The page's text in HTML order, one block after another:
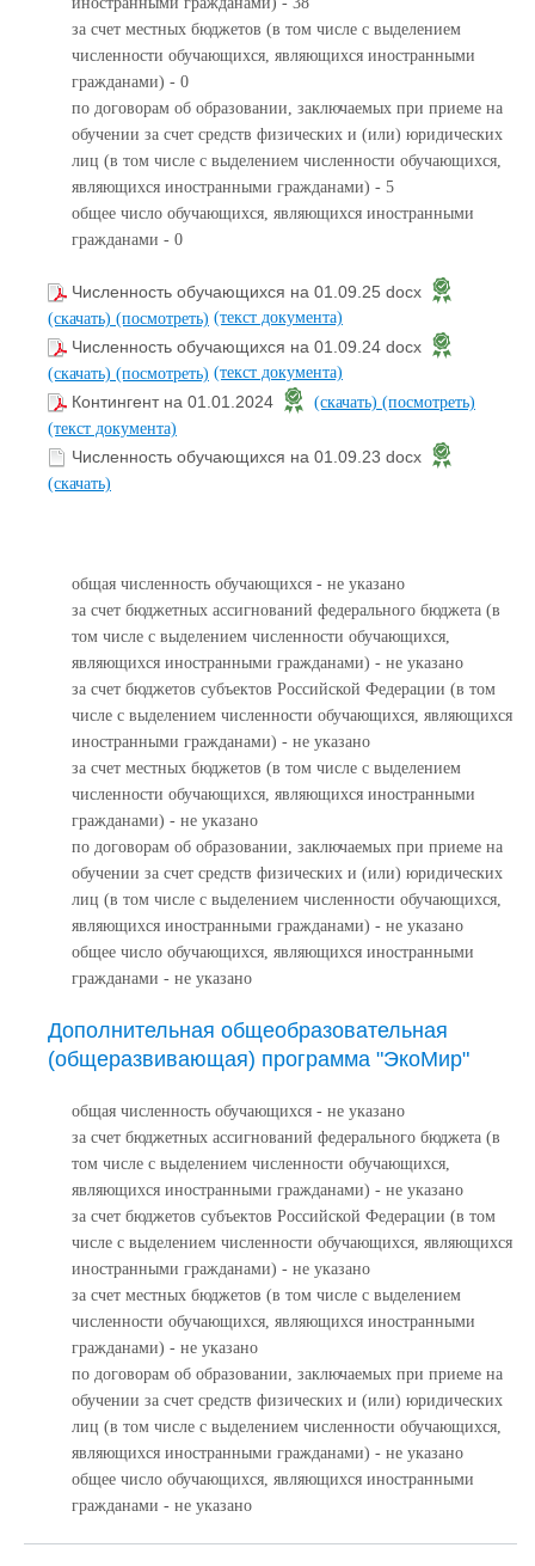
за счет местных бюджетов (в том числе с выделением
численности обучающихся, являющихся иностранными
гражданами) - 0
по договорам об образовании, заключаемых при приеме на
обучении за счет средств физических и (или) юридических
лиц (в том числе с выделением численности обучающихся,
являющихся иностранными гражданами) - 5
общее число обучающихся, являющихся иностранными
гражданами - 0
Численность обучающихся на 01.09.25 docx
(скачать) (посмотреть) (текст документа)
Численность обучающихся на 01.09.24 docx
(скачать) (посмотреть) (текст документа)
Контингент на 01.01.2024 (скачать) (посмотреть)
(текст документа)
Численность обучающихся на 01.09.23 docx
(скачать)
общая численность обучающихся - не указано
за счет бюджетных ассигнований федерального бюджета (в
том числе с выделением численности обучающихся,
являющихся иностранными гражданами) - не указано
за счет бюджетов субъектов Российской Федерации (в том
числе с выделением численности обучающихся, являющихся
иностранными гражданами) - не указано
за счет местных бюджетов (в том числе с выделением
численности обучающихся, являющихся иностранными
гражданами) - не указано
по договорам об образовании, заключаемых при приеме на
обучении за счет средств физических и (или) юридических
лиц (в том числе с выделением численности обучающихся,
являющихся иностранными гражданами) - не указано
общее число обучающихся, являющихся иностранными
гражданами - не указано
Дополнительная общеобразовательная
(общеразвивающая) программа "ЭкоМир"
общая численность обучающихся - не указано
за счет бюджетных ассигнований федерального бюджета (в
том числе с выделением численности обучающихся,
являющихся иностранными гражданами) - не указано
за счет бюджетов субъектов Российской Федерации (в том
числе с выделением численности обучающихся, являющихся
иностранными гражданами) - не указано
за счет местных бюджетов (в том числе с выделением
численности обучающихся, являющихся иностранными
гражданами) - не указано
по договорам об образовании, заключаемых при приеме на
обучении за счет средств физических и (или) юридических
лиц (в том числе с выделением численности обучающихся,
являющихся иностранными гражданами) - не указано
общее число обучающихся, являющихся иностранными
гражданами - не указано